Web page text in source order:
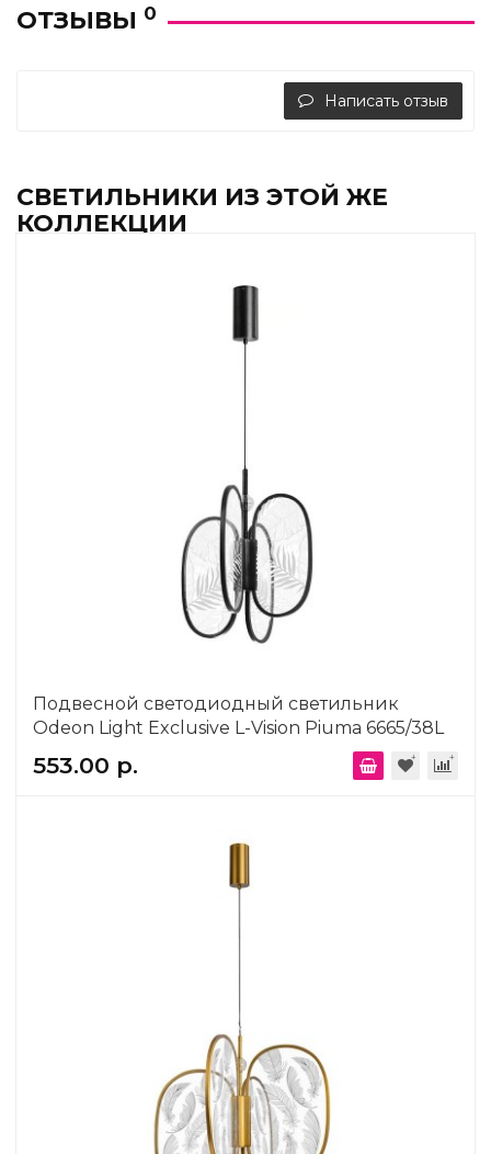
ОТЗЫВЫ 0
Написать отзыв
СВЕТИЛЬНИКИ ИЗ ЭТОЙ ЖЕ
КОЛЛЕКЦИИ
Подвесной светодиодный светильник
Odeon Light Exclusive L-Vision Piuma 6665/38L
553.00 р.